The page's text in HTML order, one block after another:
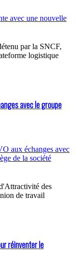
par la SNCF,
logistique
avec le groupe
des
de travail
réinventer le